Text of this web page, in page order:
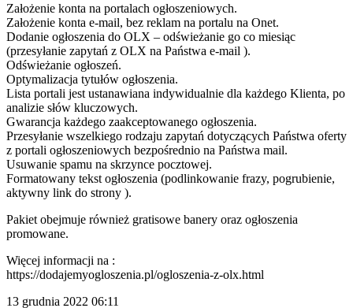
Założenie konta na portalach ogłoszeniowych.
Założenie konta e-mail, bez reklam na portalu na Onet.
Dodanie ogłoszenia do OLX – odświeżanie go co miesiąc
(przesyłanie zapytań z OLX na Państwa e-mail ).
Odświeżanie ogłoszeń.
Optymalizacja tytułów ogłoszenia.
Lista portali jest ustanawiana indywidualnie dla każdego Klienta, po
analizie słów kluczowych.
Gwarancja każdego zaakceptowanego ogłoszenia.
Przesyłanie wszelkiego rodzaju zapytań dotyczących Państwa oferty
z portali ogłoszeniowych bezpośrednio na Państwa mail.
Usuwanie spamu na skrzynce pocztowej.
Formatowany tekst ogłoszenia (podlinkowanie frazy, pogrubienie,
aktywny link do strony ).
Pakiet obejmuje również gratisowe banery oraz ogłoszenia
promowane.
Więcej informacji na :
https://dodajemyogloszenia.pl/ogloszenia-z-olx.html
13 grudnia 2022 06:11